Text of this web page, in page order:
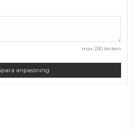
max 250 tecken
anpassning